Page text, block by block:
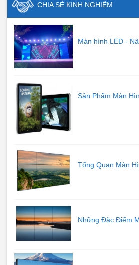
CHIA SẺ KINH NGHIỆM
Màn hình LED -
Sản Phẩm Màn
Tổng Quan Màn
Những Đặc Điểm